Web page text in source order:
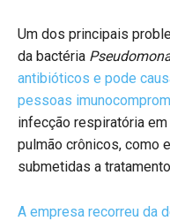
Um dos principais
da bactéria
antibióticos e pode
pessoas
infecção respiratória
pulmão crônicos, como
submetidas a
A empresa recorreu da